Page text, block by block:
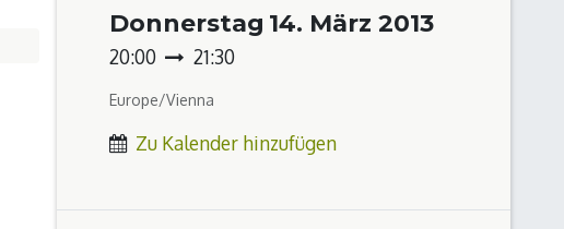
Donnerstag 14. März 2013
20:00 21:30
Europe/Vienna
Zu Kalender hinzufügen